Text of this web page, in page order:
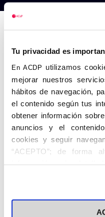
Tu privacidad es
En ACDP utilizamos
mejorar nuestros
hábitos de navegación,
el contenido según tus
obtener información
anuncios y el
cookies y seguir
“ACEPTO”; de forma
información más
en el botón
visitar nuestra Política de